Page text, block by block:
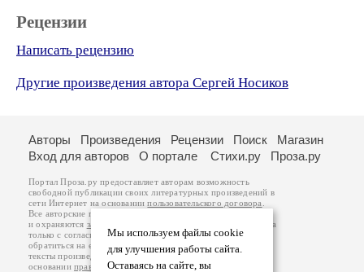
Рецензии
Написать рецензию
Другие произведения автора Сергей Носиков
Мы используем файлы cookie
для улучшения работы сайта.
Оставаясь на сайте, вы
Авторы Произведения Рецензии Поиск
Магазин
Вход для авторов
О портале Стихи.ру Проза.ру
Портал Проза.ру предоставляет авторам возможность
свободной публикации своих литературных произведений в
сети Интернет на основаниипользовательского договора
Все авторские права на произведения принадлежат авторам
и охраняются законом
. Перепечатка произведений возможна
только с согласия его автора, к которому вы можете
обратиться на его авторской странице. Ответственность за
тексты произведений авторы несут самостоятельно на
основанииправил публикацииизаконодательства